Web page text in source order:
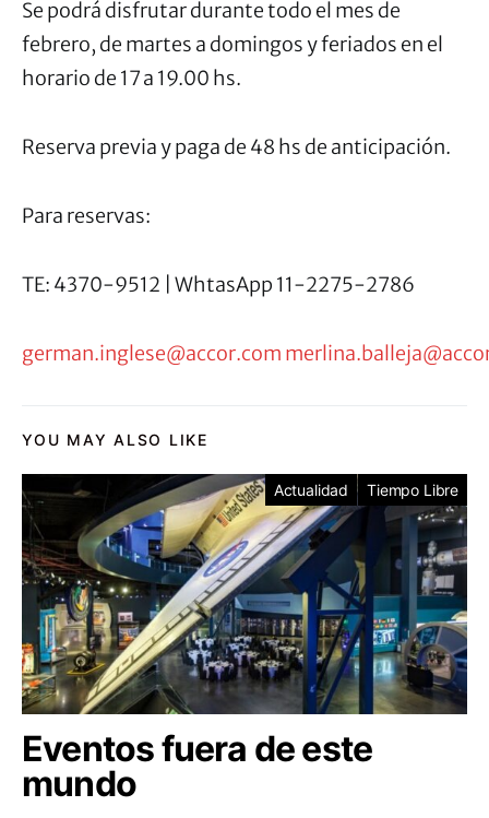
Se podrá disfrutar durante todo el mes de
febrero, de martes a domingos y feriados en el
horario de 17 a 19.00 hs.
Reserva previa y paga de 48 hs de anticipación.
Para reservas:
TE: 4370-9512 | WhtasApp 11-2275-2786
german.inglese@accor.com
YOU MAY ALSO LIKE
Actualidad Tiempo Libre
Eventos fuera de este
mundo